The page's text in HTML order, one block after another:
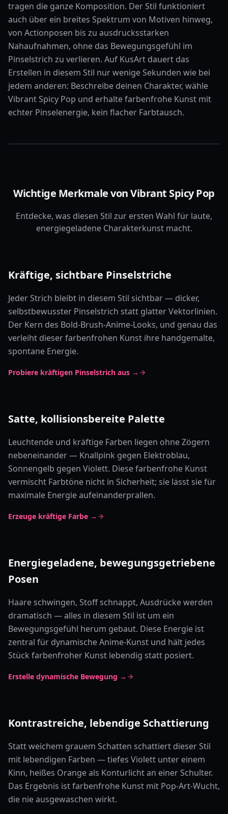
tragen die ganze Komposition. Der Stil funktioniert
auch über ein breites Spektrum von Motiven hinweg,
von Actionposen bis zu ausdrucksstarken
Nahaufnahmen, ohne das Bewegungsgefühl im
Pinselstrich zu verlieren. Auf KusArt dauert das
Erstellen in diesem Stil nur wenige Sekunden wie bei
jedem anderen: Beschreibe deinen Charakter, wähle
Vibrant Spicy Pop und erhalte farbenfrohe Kunst mit
echter Pinselenergie, kein flacher Farbtausch.
Wichtige Merkmale von Vibrant Spicy Pop
Entdecke, was diesen Stil zur ersten Wahl für laute,
energiegeladene Charakterkunst macht.
Kräftige, sichtbare Pinselstriche
Jeder Strich bleibt in diesem Stil sichtbar — dicker,
selbstbewusster Pinselstrich statt glatter Vektorlinien.
Der Kern des Bold-Brush-Anime-Looks, und genau das
verleiht dieser farbenfrohen Kunst ihre handgemalte,
spontane Energie.
Probiere kräftigen Pinselstrich aus →
Satte, kollisionsbereite Palette
Leuchtende und kräftige Farben liegen ohne Zögern
nebeneinander — Knallpink gegen Elektroblau,
Sonnengelb gegen Violett. Diese farbenfrohe Kunst
vermischt Farbtöne nicht in Sicherheit; sie lässt sie für
maximale Energie aufeinanderprallen.
Erzeuge kräftige Farbe →
Energiegeladene, bewegungsgetriebene
Posen
Haare schwingen, Stoff schnappt, Ausdrücke werden
dramatisch — alles in diesem Stil ist um ein
Bewegungsgefühl herum gebaut. Diese Energie ist
zentral für dynamische Anime-Kunst und hält jedes
Stück farbenfroher Kunst lebendig statt posiert.
Erstelle dynamische Bewegung →
Kontrastreiche, lebendige Schattierung
Statt weichem grauem Schatten schattiert dieser Stil
mit lebendigen Farben — tiefes Violett unter einem
Kinn, heißes Orange als Konturlicht an einer Schulter.
Das Ergebnis ist farbenfrohe Kunst mit Pop-Art-Wucht,
die nie ausgewaschen wirkt.